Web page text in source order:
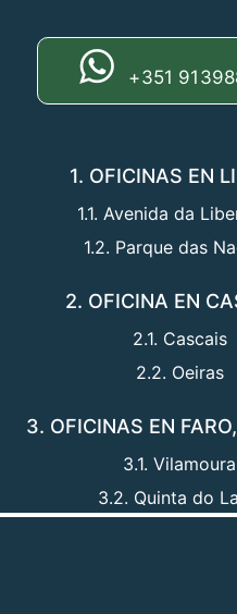
+351
1. OFICINAS EN
1.1. Avenida da
1.2. Parque das
2. OFICINA EN
2.1. Cascais
2.2. Oeiras
3. OFICINAS EN
3.1. Vilamoura
3.2. Quinta do